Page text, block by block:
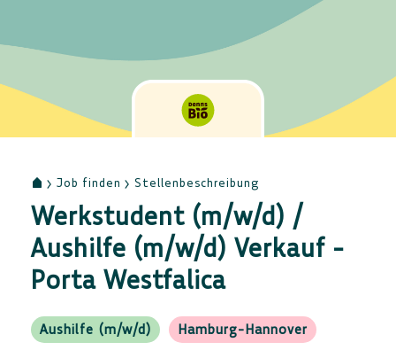
Job finden Stellenbeschreibung
Werkstudent (m/w/d) /
Aushilfe (m/w/d) Verkauf -
Porta Westfalica
Aushilfe (m/w/d) Hamburg-Hannover